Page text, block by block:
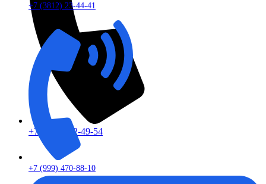
+7 (913) 672-49-54
+7 (3812) 23-44-41
+7 (999) 470-88-10